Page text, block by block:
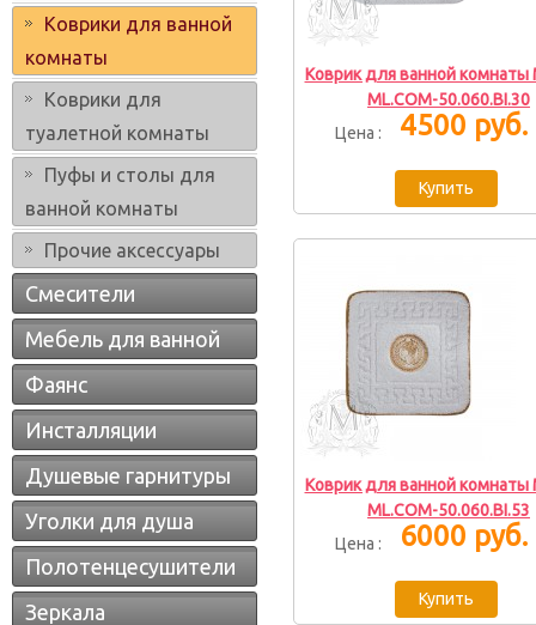
Коврики для ванной
комнаты
Коврики для
туалетной комнаты
Пуфы и столы для
ванной комнаты
Прочие аксессуары
Смесители
Мебель для ванной
Фаянс
Инсталляции
Душевые гарнитуры
Уголки для душа
Полотенцесушители
Зеркала
Коврик для ванной комнаты
ML.COM-50.060.BI.30
Цена :
4500 руб.
Коврик для ванной комнаты
ML.COM-50.060.BI.53
Цена :
6000 руб.